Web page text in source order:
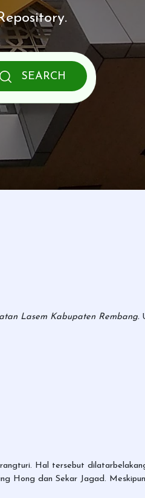
SEARCH
Lasem Kabupaten Rembang.
Hal tersebut
Hong dan Sekar Jagad.